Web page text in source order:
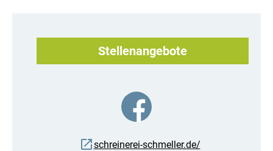
Stellenangebote
schreinerei-schmeller.de/